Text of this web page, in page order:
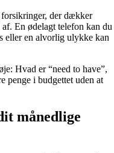
der dækker
En ødelagt telefon kan du
eller en alvorlig ulykke kan
Hvad er “need to have”,
penge i budgettet uden at
månedlige